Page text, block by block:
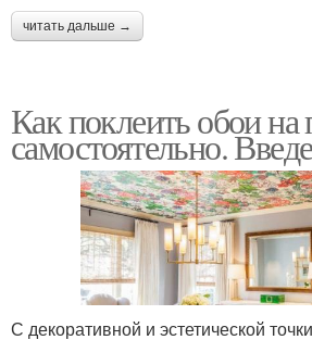
читать дальше →
Как поклеить обои на
самостоятельно.
С декоративной и эстетической